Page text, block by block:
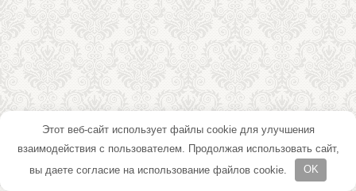
Этот веб-сайт использует файлы cookie для улучшения
взаимодействия с пользователем. Продолжая использовать сайт,
вы даете согласие на использование файлов cookie.
OK